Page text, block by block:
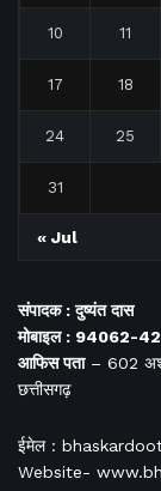
10 11
17 18
24 25
31
« Jul
संपादक : दुष्यंत दास
मोबाइल : 94062-
आफिसपता– 602
छत्तीसगढ़
ईमेल :
Website-